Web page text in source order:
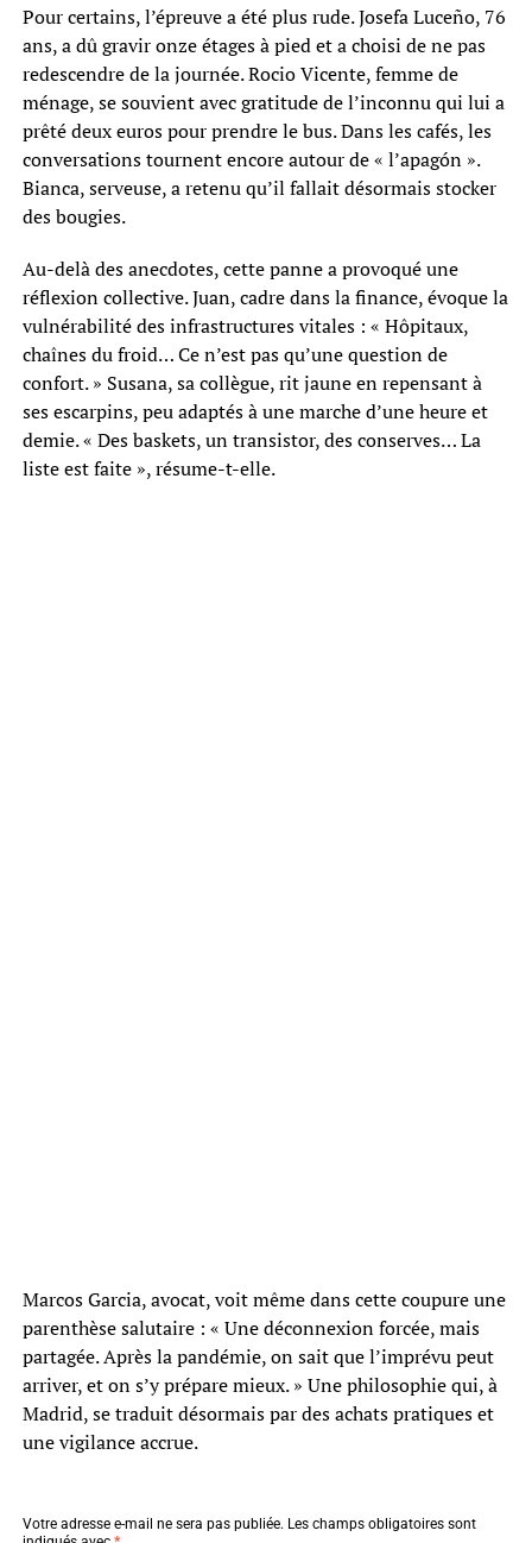
Pour certains, l’épreuve a été plus rude. Josefa Luceño, 76
ans, a dû gravir onze étages à pied et a choisi de ne pas
redescendre de la journée. Rocio Vicente, femme de
ménage, se souvient avec gratitude de l’inconnu qui lui a
prêté deux euros pour prendre le bus. Dans les cafés, les
conversations tournent encore autour de « l’apagón ».
Bianca, serveuse, a retenu qu’il fallait désormais stocker
des bougies.
Au-delà des anecdotes, cette panne a provoqué une
réflexion collective. Juan, cadre dans la finance, évoque la
vulnérabilité des infrastructures vitales : « Hôpitaux,
chaînes du froid… Ce n’est pas qu’une question de
confort. » Susana, sa collègue, rit jaune en repensant à
ses escarpins, peu adaptés à une marche d’une heure et
demie. « Des baskets, un transistor, des conserves… La
liste est faite », résume-t-elle.
Marcos Garcia, avocat, voit même dans cette coupure une
parenthèse salutaire : « Une déconnexion forcée, mais
partagée. Après la pandémie, on sait que l’imprévu peut
arriver, et on s’y prépare mieux. » Une philosophie qui, à
Madrid, se traduit désormais par des achats pratiques et
une vigilance accrue.
Votre adresse e-mail ne sera pas publiée. Les champs obligatoires sont